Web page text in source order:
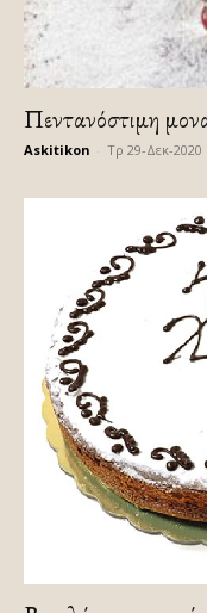
Πεντανόστιμη
Askitikon Τρ 29-Δεκ-2020